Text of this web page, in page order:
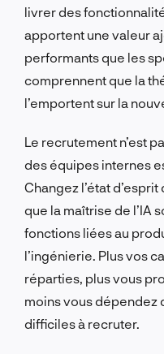
livrer des
apportent une valeur
performants que les
comprennent que la
l’emportent sur la
Le recrutement n’est
des équipes internes
Changez l’état
que la maîtrise de l’IA
fonctions liées au
l’ingénierie. Plus vos
réparties, plus vous
moins vous dépendez
difficiles à recruter.